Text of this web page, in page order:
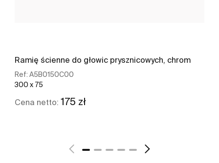
Ramię ścienne do głowic prysznicowych, chrom
Ref: A5B0150C00
300 x 75
Cena netto: 175 zł